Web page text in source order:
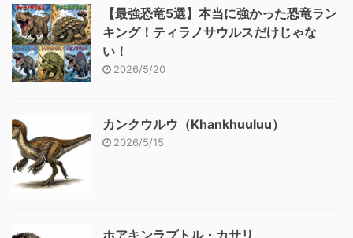
【最強恐竜5選】本当に強かった恐竜ラン
キング！ティラノサウルスだけじゃな
い！
2026/5/20
カンクウルウ（Khankhuuluu）
2026/5/15
ホアキンラプトル・カサリ